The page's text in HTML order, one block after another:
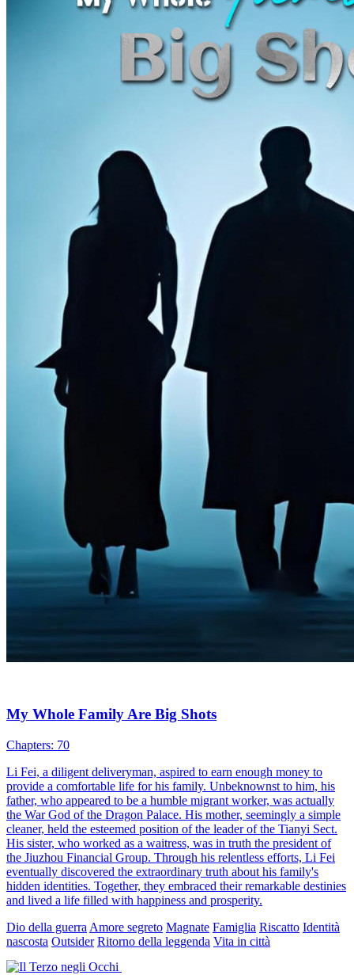
My Whole Family Are Big Shots
Chapters: 70
Li Fei, a diligent deliveryman, aspired to earn enough money to
provide a comfortable life for his family. Unbeknownst to him, his
father, who appeared to be a humble migrant worker, was actually
the War God of the Dragon Palace. His mother, seemingly a simple
cleaner, held the esteemed position of the leader of the Tianyi Sect.
His sister, who worked as a waitress, was in truth the president of
the Jiuzhou Financial Group. Through his relentless efforts, Li Fei
eventually discovered the extraordinary truth about his family's
hidden identities. Together, they embraced their remarkable destinies
and lived a life filled with happiness and prosperity.
Dio della guerra Amore segreto Magnate Famiglia Riscatto Identità
nascosta Outsider Ritorno della leggenda Vita in città